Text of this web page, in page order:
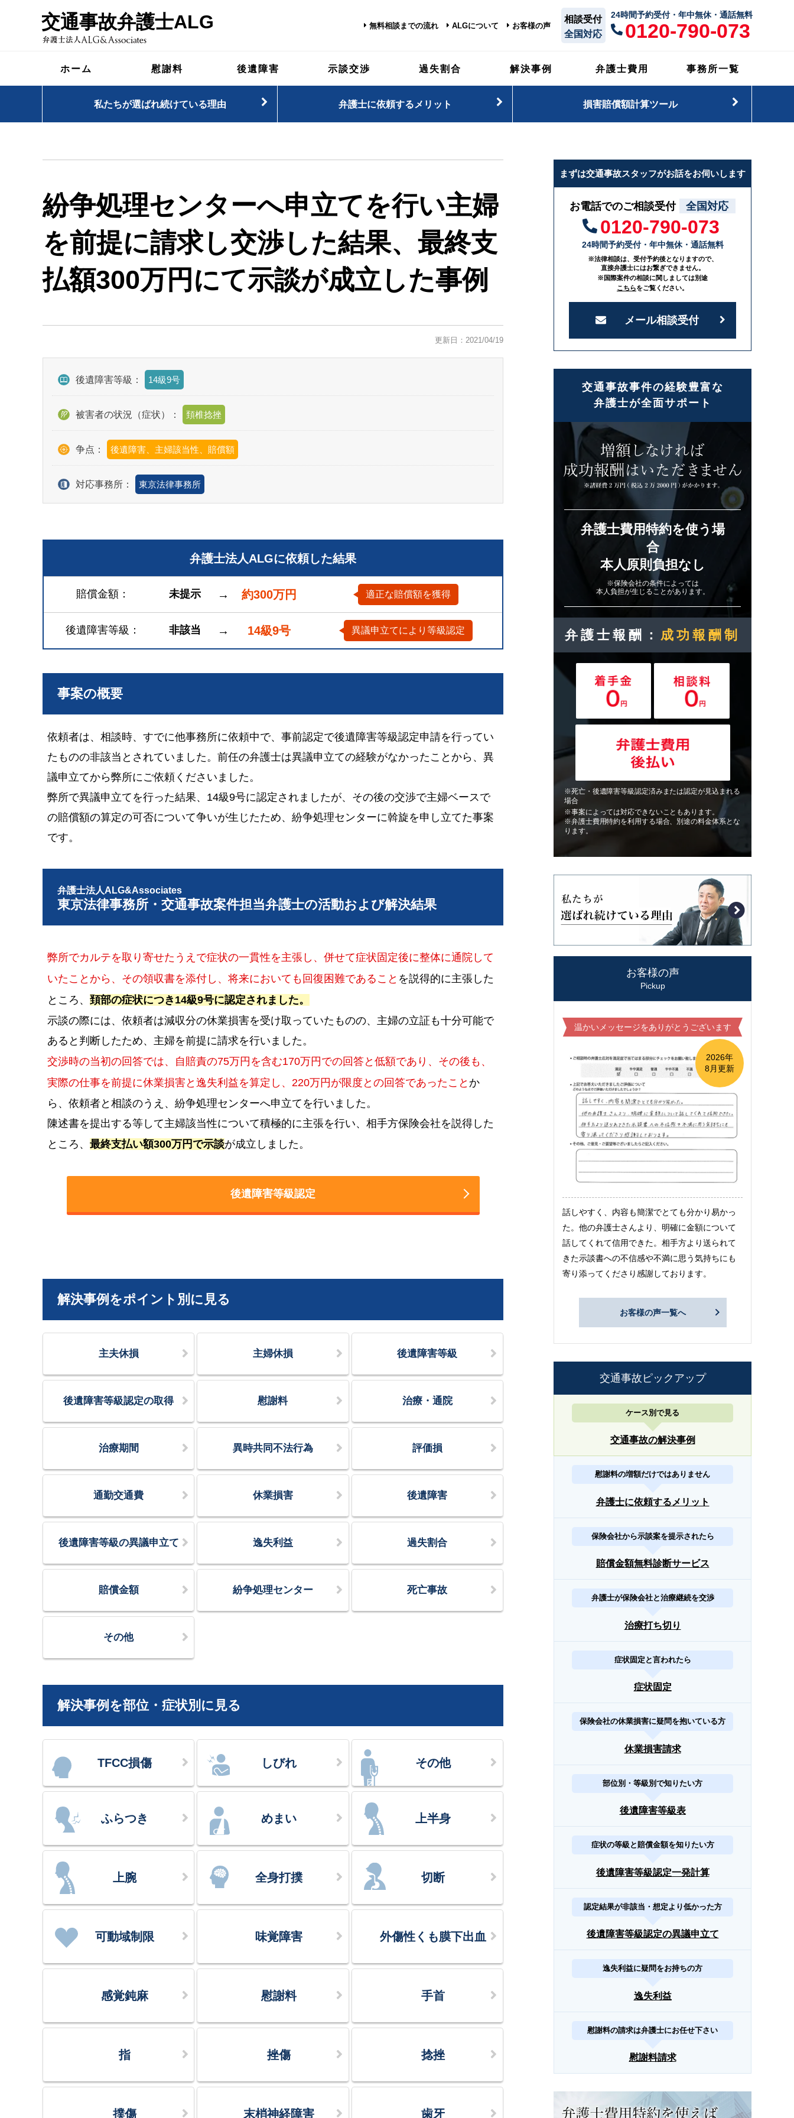
交通事故弁護士ALG 無料相談までの流れ ALGについて お客様の声
相談受付
全国対応
24時間予約受付・年中無休・通話無料
0120-790-073
ホーム 慰謝料 後遺障害 示談交渉 過失割合 解決事例 弁護士費用 事務所一覧
私たちが選ばれ続けている理由 弁護士に依頼するメリット 損害賠償額計算ツール
紛争処理センターへ申立てを行い主婦
を前提に請求し交渉した結果、最終支
払額300万円にて示談が成立した事例
更新日：2021/04/19
後遺障害等級： 14級9号
被害者の状況（症状）： 頚椎捻挫
争点： 後遺障害、主婦該当性、賠償額
対応事務所： 東京法律事務所
弁護士法人ALGに依頼した結果
賠償金額 未提示 → 約300万円 適正な賠償額を獲得
後遺障害等級 非該当 → 14級9号 異議申立てにより等級認定
事案の概要
依頼者は、相談時、すでに他事務所に依頼中で、事前認定で後遺障害等級認定申請を行ってい
たものの非該当とされていました。前任の弁護士は異議申立ての経験がなかったことから、異
議申立てから弊所にご依頼くださいました。
弊所で異議申立てを行った結果、14級9号に認定されましたが、その後の交渉で主婦ベースで
の賠償額の算定の可否について争いが生じたため、紛争処理センターに斡旋を申し立てた事案
です。
弁護士法人ALG&Associates
東京法律事務所・交通事故案件担当弁護士の活動および解決結果
弊所でカルテを取り寄せたうえで症状の一貫性を主張し、併せて症状固定後に整体に通院して
いたことから、その領収書を添付し、将来においても回復困難であること を説得的に主張した
ところ、 頚部の症状につき14級9号に認定されました。
示談の際には、依頼者は減収分の休業損害を受け取っていたものの、主婦の立証も十分可能で
あると判断したため、主婦を前提に請求を行いました。
交渉時の当初の回答では、自賠責の75万円を含む170万円での回答と低額であり、その後も、
実際の仕事を前提に休業損害と逸失利益を算定し、220万円が限度との回答であったこと か
ら、依頼者と相談のうえ、紛争処理センターへ申立てを行いました。
陳述書を提出する等して主婦該当性について積極的に主張を行い、相手方保険会社を説得した
ところ、 最終支払い額300万円で示談が成立しました。
後遺障害等級認定
解決事例をポイント別に見る
主夫休損 主婦休損 後遺障害等級
後遺障害等級認定の取得 慰謝料 治療・通院
治療期間 異時共同不法行為 評価損
通勤交通費 休業損害 後遺障害
後遺障害等級の異議申立て 逸失利益 過失割合
賠償金額 紛争処理センター 死亡事故
その他
解決事例を部位・症状別に見る
TFCC損傷 しびれ その他
ふらつき めまい 上半身
上腕 全身打撲 切断
可動域制限 味覚障害 外傷性くも膜下出血
感覚鈍麻 慰謝料 手首
指 挫傷 捻挫
撲傷 末梢神経障害 歯牙
まずは交通事故スタッフがお話をお伺いします
お電話でのご相談受付 全国対応
0120-790-073
24時間予約受付・年中無休・通話無料
※法律相談は、受付予約後となりますので、
直接弁護士にはお繋ぎできません。
※国際案件の相談に関しましては別途
こちらをご覧ください。
メール相談受付
交通事故事件の経験豊富な
弁護士が全面サポート
弁護士費用特約を使う場
合
本人原則負担なし
※保険会社の条件によっては
本人負担が生じることがあります。
弁護士報酬： 成功報酬制
※死亡・後遺障害等級認定済みまたは認定が見込まれる
場合
※事案によっては対応できないこともあります。
※弁護士費用特約を利用する場合、別途の料金体系とな
ります。
お客様の声
Pickup
温かいメッセージをありがとうございます
2026年
8月更新
話しやすく、内容も簡潔でとても分かり易かっ
た。他の弁護士さんより、明確に金額について
話してくれて信用できた。相手方より送られて
きた示談書への不信感や不満に思う気持ちにも
寄り添ってくださり感謝しております。
お客様の声一覧へ
交通事故ピックアップ
ケース別で見る
交通事故の解決事例
慰謝料の増額だけではありません
弁護士に依頼するメリット
保険会社から示談案を提示されたら
賠償金額無料診断サービス
弁護士が保険会社と治療継続を交渉
治療打ち切り
症状固定と言われたら
症状固定
保険会社の休業損害に疑問を抱いている方
休業損害請求
部位別・等級別で知りたい方
後遺障害等級表
症状の等級と賠償金額を知りたい方
後遺障害等級認定一発計算
認定結果が非該当・想定より低かった方
後遺障害等級認定の異議申立て
逸失利益に疑問をお持ちの方
逸失利益
慰謝料の請求は弁護士にお任せ下さい
慰謝料請求